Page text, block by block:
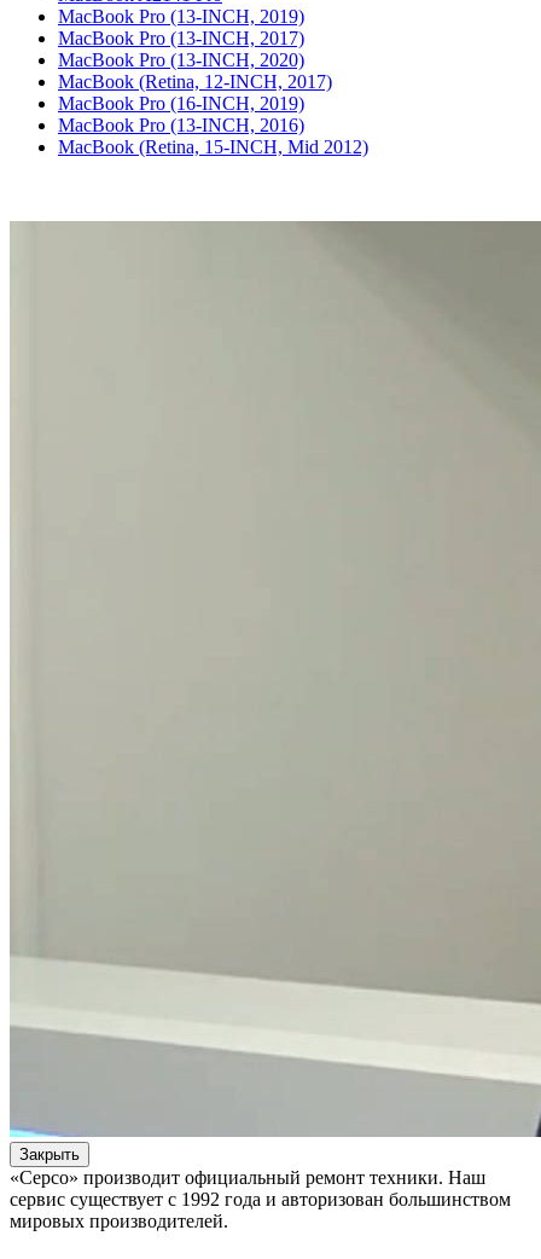
MacBook Pro (13-INCH, 2019)
MacBook Pro (13-INCH, 2017)
MacBook Pro (13-INCH, 2020)
MacBook (Retina, 12-INCH, 2017)
MacBook Pro (16-INCH, 2019)
MacBook Pro (13-INCH, 2016)
MacBook (Retina, 15-INCH, Mid 2012)
Закрыть
«Серсо» производит официальный ремонт техники. Наш
сервис существует с 1992 года и авторизован большинством
мировых производителей.